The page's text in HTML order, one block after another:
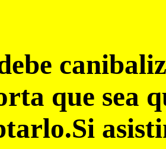
que sea